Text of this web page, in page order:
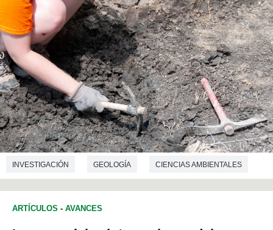
INVESTIGACIÓN GEOLOGÍA CIENCIAS AMBIENTALES
BIOLOGÍA
ARTÍCULOS - AVANCES